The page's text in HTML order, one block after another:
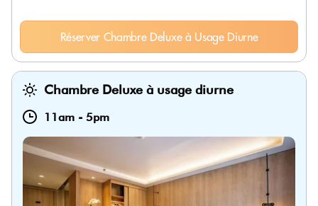
Réserver Chambre Deluxe à Usage Diurne
Chambre Deluxe à usage diurne
11am - 5pm